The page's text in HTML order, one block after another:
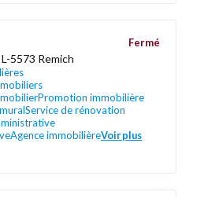
5573 Remich
Promotion immobilière
Service de rénovation
Agence immobilièreVoir plus
Fermé